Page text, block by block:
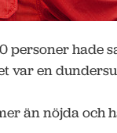
personer hade
var en
än nöjda och